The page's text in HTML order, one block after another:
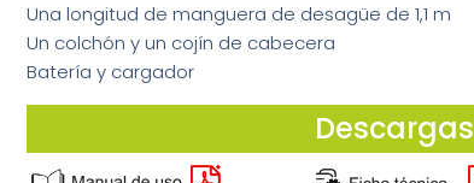
Una longitud de manguera de desagüe de 1,1 m
Un colchón y un cojín de cabecera
Batería y cargador
Descargas